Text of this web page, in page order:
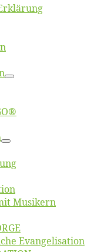
Musikern
Evangelisation